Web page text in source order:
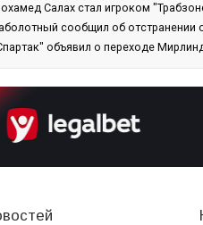
Салах стал игроком
сообщил об отстранении
объявил о переходе